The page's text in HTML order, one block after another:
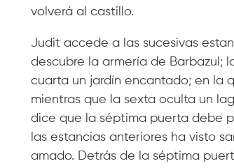
volverá al castillo.
Judit accede a las sucesivas
descubre la armería de Barbazul;
cuarta un jardín encantado; en la
mientras que la sexta oculta un
dice que la séptima puerta debe
las estancias anteriores ha visto
amado. Detrás de la séptima